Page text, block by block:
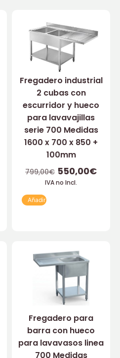
Fregadero industrial
2 cubas con
escurridor y hueco
para lavavajillas
serie 700 Medidas
1600 x 700 x 850 +
100mm
799,00€ 550,00€
IVA no Incl.
Añadir
Fregadero para
barra con hueco
para lavavasos linea
700 Medidas